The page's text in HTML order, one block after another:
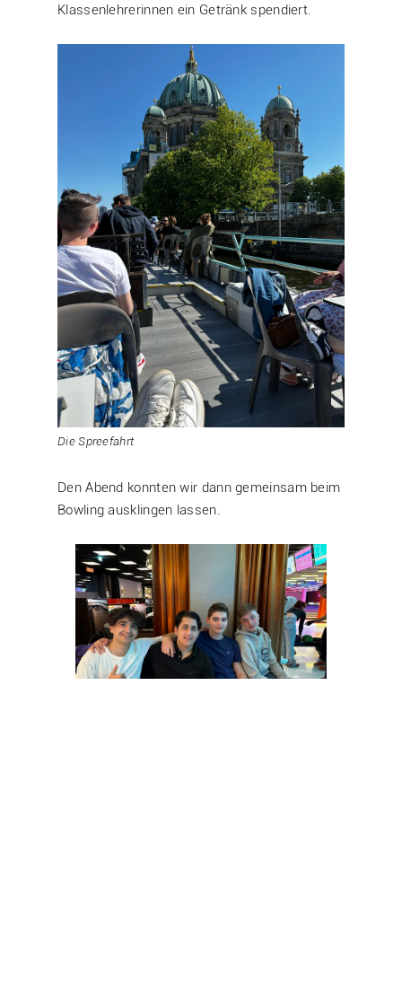
Klassenlehrerinnen ein Getränk spendiert.
Die Spreefahrt
Den Abend konnten wir dann gemeinsam beim
Bowling ausklingen lassen.